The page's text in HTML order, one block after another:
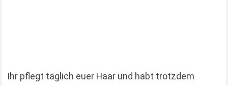
Ihr pflegt täglich euer Haar und habt trotzdem